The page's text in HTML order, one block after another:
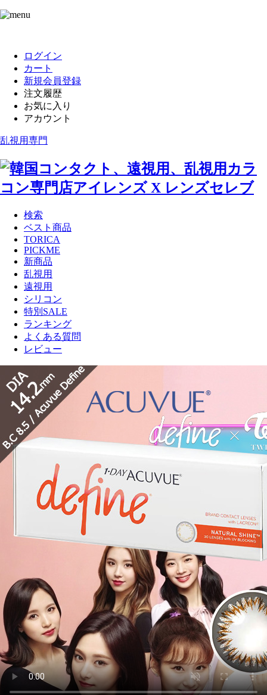
ログイン
カート
新規会員登録
注文履歴
お気に入り
アカウント
乱視用専門
検索
ベスト商品
TORICA
PICKME
新商品
乱視用
遠視用
シリコン
特別SALE
ランキング
よくある質問
レビュー